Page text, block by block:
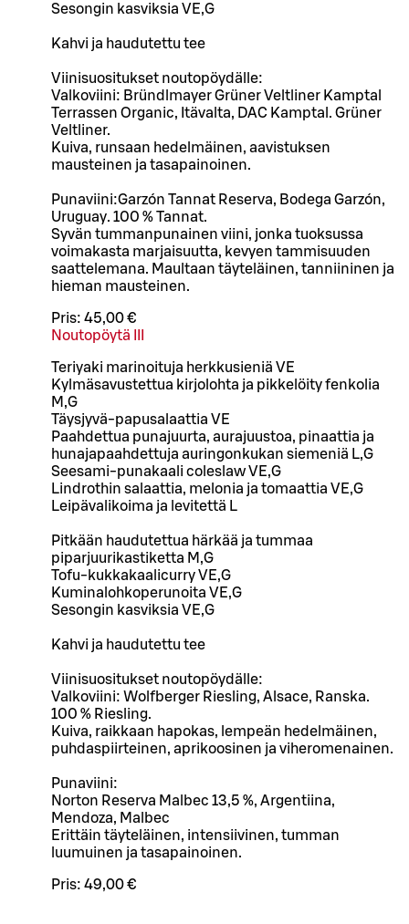
Sesongin kasviksia VE,G
Kahvi ja haudutettu tee
Viinisuositukset noutopöydälle:
Valkoviini: Bründlmayer Grüner Veltliner Kamptal
Terrassen Organic, Itävalta, DAC Kamptal. Grüner
Veltliner.
Kuiva, runsaan hedelmäinen, aavistuksen
mausteinen ja tasapainoinen.
Punaviini:Garzón Tannat Reserva, Bodega Garzón,
Uruguay. 100 % Tannat.
Syvän tummanpunainen viini, jonka tuoksussa
voimakasta marjaisuutta, kevyen tammisuuden
saattelemana. Maultaan täyteläinen, tanniininen ja
hieman mausteinen.
Pris: 45,00 €
Noutopöytä III
Teriyaki marinoituja herkkusieniä VE
Kylmäsavustettua kirjolohta ja pikkelöity fenkolia
M,G
Täysjyvä-papusalaattia VE
Paahdettua punajuurta, aurajuustoa, pinaattia ja
hunajapaahdettuja auringonkukan siemeniä L,G
Seesami-punakaali coleslaw VE,G
Lindrothin salaattia, melonia ja tomaattia VE,G
Leipävalikoima ja levitettä L
Pitkään haudutettua härkää ja tummaa
piparjuurikastiketta M,G
Tofu-kukkakaalicurry VE,G
Kuminalohkoperunoita VE,G
Sesongin kasviksia VE,G
Kahvi ja haudutettu tee
Viinisuositukset noutopöydälle:
Valkoviini: Wolfberger Riesling, Alsace, Ranska.
100 % Riesling.
Kuiva, raikkaan hapokas, lempeän hedelmäinen,
puhdaspiirteinen, aprikoosinen ja viheromenainen.
Punaviini:
Norton Reserva Malbec 13,5 %, Argentiina,
Mendoza, Malbec
Erittäin täyteläinen, intensiivinen, tumman
luumuinen ja tasapainoinen.
Pris: 49,00 €